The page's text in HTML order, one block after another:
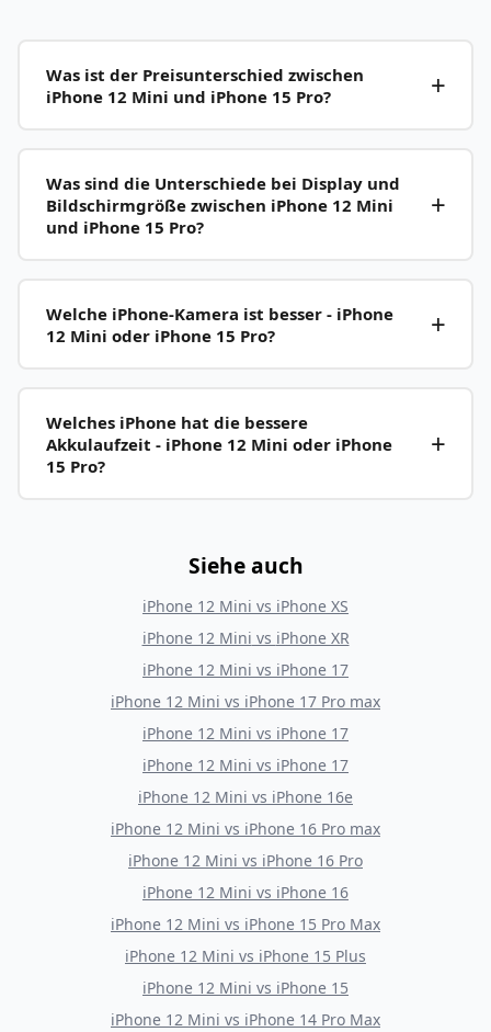
Was ist der Preisunterschied zwischen
iPhone 12 Mini und iPhone 15 Pro?
Was sind die Unterschiede bei Display und
Bildschirmgröße zwischen iPhone 12 Mini
und iPhone 15 Pro?
Welche iPhone-Kamera ist besser - iPhone
12 Mini oder iPhone 15 Pro?
Welches iPhone hat die bessere
Akkulaufzeit - iPhone 12 Mini oder iPhone
15 Pro?
Siehe auch
iPhone 12 Mini vs iPhone XS
iPhone 12 Mini vs iPhone XR
iPhone 12 Mini vs iPhone 17
iPhone 12 Mini vs iPhone 17 Pro max
iPhone 12 Mini vs iPhone 17
iPhone 12 Mini vs iPhone 17
iPhone 12 Mini vs iPhone 16e
iPhone 12 Mini vs iPhone 16 Pro max
iPhone 12 Mini vs iPhone 16 Pro
iPhone 12 Mini vs iPhone 16
iPhone 12 Mini vs iPhone 15 Pro Max
iPhone 12 Mini vs iPhone 15 Plus
iPhone 12 Mini vs iPhone 15
iPhone 12 Mini vs iPhone 14 Pro Max